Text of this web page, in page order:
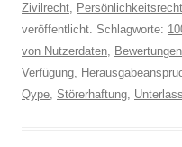
Zivilrecht, Persönlichkeitsrecht
veröffentlicht. Schlagworte:
von Nutzerdaten, Bewertungen
Verfügung,
Qype, Störerhaftung,